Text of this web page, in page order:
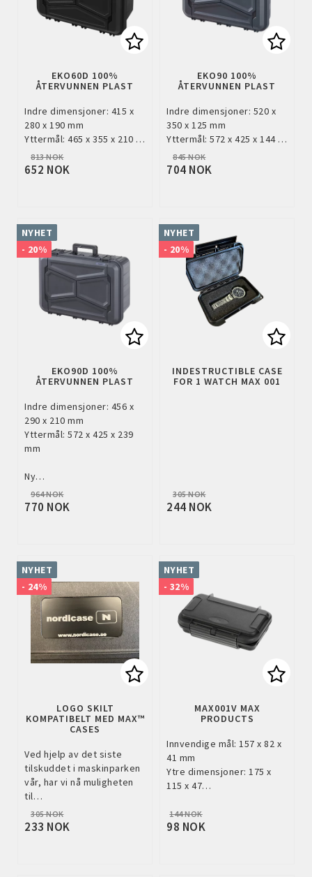
Add to list of favorites
EKO60D 100%
ÅTERVUNNEN PLAST
Indre dimensjoner: 415 x
280 x 190 mm
Yttermål: 465 x 355 x 210 …
813 NOK
652 NOK
EKO90 100%
ÅTERVUNNEN PLAST
Indre dimensjoner: 520 x
350 x 125 mm
Yttermål: 572 x 425 x 144 …
845 NOK
704 NOK
NYHET
- 20%
Add to list of favorites
EKO90D 100%
ÅTERVUNNEN PLAST
Indre dimensjoner: 456 x
290 x 210 mm
Yttermål: 572 x 425 x 239
mm
Ny…
964 NOK
770 NOK
NYHET
- 20%
Add
INDESTRUCTIBLE CASE
FOR 1 WATCH MAX 001
305 NOK
244 NOK
NYHET
- 24%
Add to list of favorites
LOGO SKILT
KOMPATIBELT MED MAX™
CASES
Ved hjelp av det siste
tilskuddet i maskinparken
vår, har vi nå muligheten
til…
305 NOK
233 NOK
NYHET
- 32%
MAX001V MAX
PRODUCTS
Innvendige mål: 157 x 82 x
41 mm
Ytre dimensjoner: 175 x
115 x 47…
144 NOK
98 NOK